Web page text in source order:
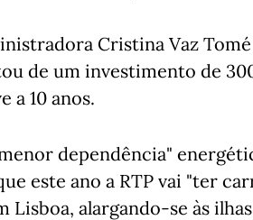
Cristina Vaz
de um investimento de
a 10 anos.
dependência"
este ano a RTP vai "ter
Lisboa, alargando-se às